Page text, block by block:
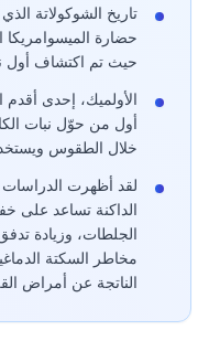
حضارة الميسوامريكا
حيث تم اكتشاف أول
الأولميك، إحدى أقدم
أول من حوّل نبات
خلال الطقوس
لقد أظهرت
الداكنة تساعد على
الجلطات، وزيادة
مخاطر السكتة
الناتجة عن أمراض